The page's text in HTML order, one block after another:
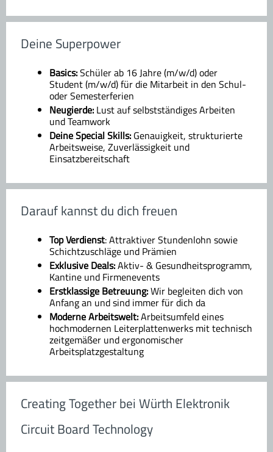
Deine Superpower
Basics:Schüler ab 16 Jahre (m/w/d) oder
Student (m/w/d) für die Mitarbeit in den Schul-
oder Semesterferien
Neugierde: Lust auf selbstständiges Arbeiten
und Teamwork
Deine Special Skills: Genauigkeit, strukturierte
Arbeitsweise, Zuverlässigkeit und
Einsatzbereitschaft
Darauf kannst du dich freuen
Top Verdienst: Attraktiver Stundenlohn sowie
Schichtzuschläge und Prämien
Exklusive Deals:Aktiv- & Gesundheitsprogramm,
Kantine und Firmenevents
Erstklassige Betreuung:Wir begleiten dich von
Anfang an und sind immer für dich da
Moderne Arbeitswelt:Arbeitsumfeld eines
hochmodernen Leiterplattenwerks mit technisch
zeitgemäßer und ergonomischer
Arbeitsplatzgestaltung
Creating Together bei Würth Elektronik
Circuit Board Technology